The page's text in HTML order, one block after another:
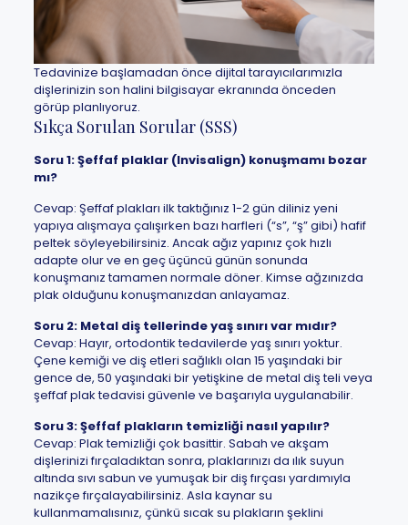
Tedavinize başlamadan önce dijital tarayıcılarımızla
dişlerinizin son halini bilgisayar ekranında önceden
görüp planlıyoruz.
Sıkça Sorulan Sorular (SSS)
Soru 1: Şeffaf plaklar (Invisalign) konuşmamı bozar
mı?
Cevap: Şeffaf plakları ilk taktığınız 1-2 gün diliniz yeni
yapıya alışmaya çalışırken bazı harfleri (“s”, “ş” gibi) hafif
peltek söyleyebilirsiniz. Ancak ağız yapınız çok hızlı
adapte olur ve en geç üçüncü günün sonunda
konuşmanız tamamen normale döner. Kimse ağzınızda
plak olduğunu konuşmanızdan anlayamaz.
Soru 2: Metal diş tellerinde yaş sınırı var mıdır?
Cevap: Hayır, ortodontik tedavilerde yaş sınırı yoktur.
Çene kemiği ve diş etleri sağlıklı olan 15 yaşındaki bir
gence de, 50 yaşındaki bir yetişkine de metal diş teli veya
şeffaf plak tedavisi güvenle ve başarıyla uygulanabilir.
Soru 3: Şeffaf plakların temizliği nasıl yapılır?
Cevap: Plak temizliği çok basittir. Sabah ve akşam
dişlerinizi fırçaladıktan sonra, plaklarınızı da ılık suyun
altında sıvı sabun ve yumuşak bir diş fırçası yardımıyla
nazikçe fırçalayabilirsiniz. Asla kaynar su
kullanmamalısınız, çünkü sıcak su plakların şeklini